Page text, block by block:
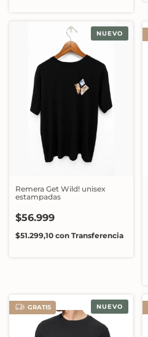
NUEVO
Remera Get Wild! unisex
estampadas
$56.999
$51.299,10 con Transferencia
GRATIS NUEVO